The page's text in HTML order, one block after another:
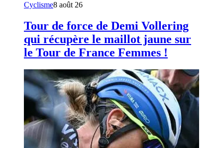
Cyclisme8 août 26
Tour de force de Demi Vollering
qui récupère le maillot jaune sur
le Tour de France Femmes !